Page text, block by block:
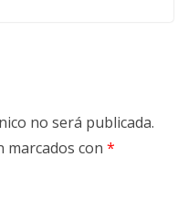
no será publicada.
marcados con *